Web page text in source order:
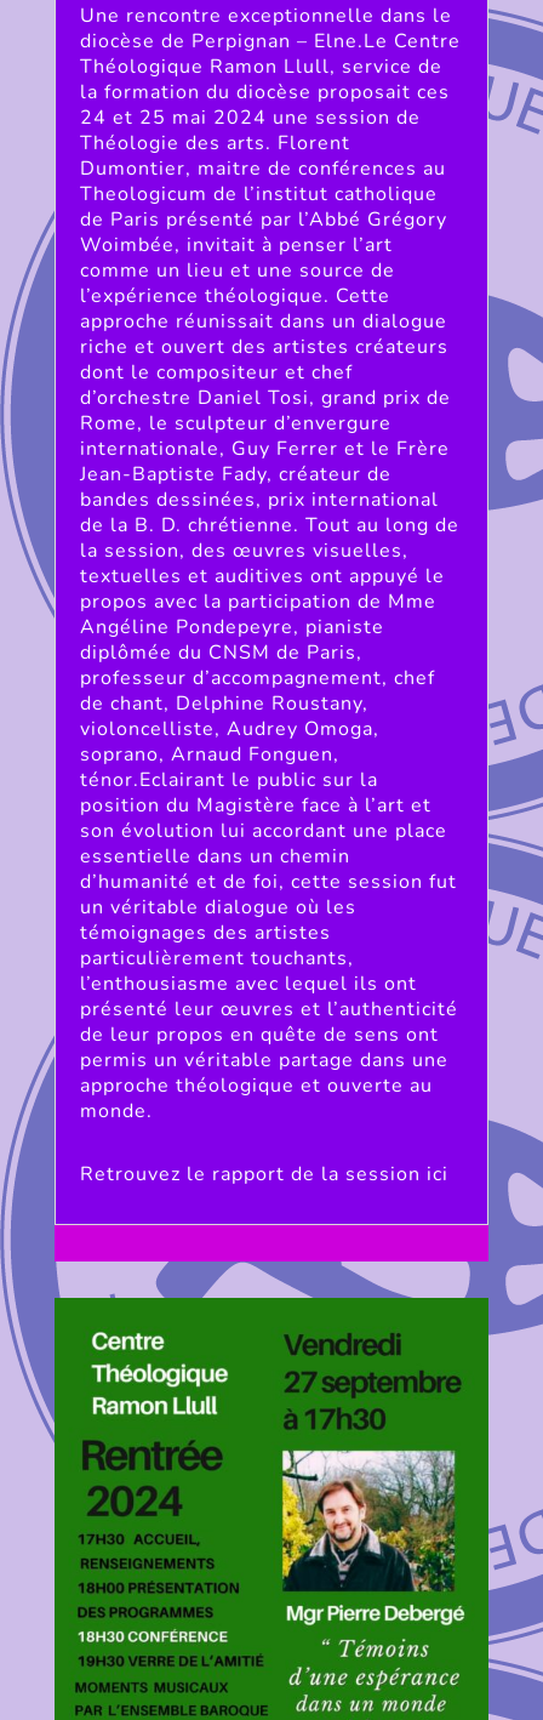
Une rencontre exceptionnelle dans le
diocèse de Perpignan – Elne.Le Centre
Théologique Ramon Llull, service de
la formation du diocèse proposait ces
24 et 25 mai 2024 une session de
Théologie des arts. Florent
Dumontier, maitre de conférences au
Theologicum de l’institut catholique
de Paris présenté par l’Abbé Grégory
Woimbée, invitait à penser l’art
comme un lieu et une source de
l’expérience théologique. Cette
approche réunissait dans un dialogue
riche et ouvert des artistes créateurs
dont le compositeur et chef
d’orchestre Daniel Tosi, grand prix de
Rome, le sculpteur d’envergure
internationale, Guy Ferrer et le Frère
Jean-Baptiste Fady, créateur de
bandes dessinées, prix international
de la B. D. chrétienne. Tout au long de
la session, des œuvres visuelles,
textuelles et auditives ont appuyé le
propos avec la participation de Mme
Angéline Pondepeyre, pianiste
diplômée du CNSM de Paris,
professeur d’accompagnement, chef
de chant, Delphine Roustany,
violoncelliste, Audrey Omoga,
soprano, Arnaud Fonguen,
ténor.Eclairant le public sur la
position du Magistère face à l’art et
son évolution lui accordant une place
essentielle dans un chemin
d’humanité et de foi, cette session fut
un véritable dialogue où les
témoignages des artistes
particulièrement touchants,
l’enthousiasme avec lequel ils ont
présenté leur œuvres et l’authenticité
de leur propos en quête de sens ont
permis un véritable partage dans une
approche théologique et ouverte au
monde.
Retrouvez le rapport de la session ici